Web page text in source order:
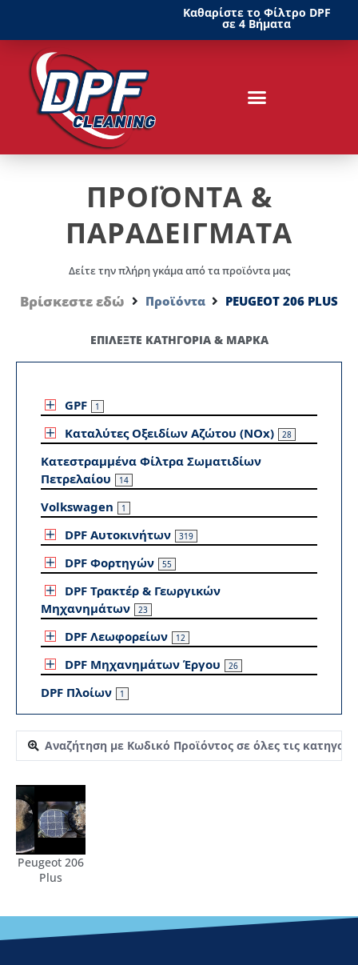
Καθαρίστε το Φίλτρο DPF
σε 4 Βήματα
ΠΡΟΪΟΝΤΑ &
ΠΑΡΑΔΕΙΓΜΑΤΑ
Δείτε την πλήρη γκάμα από τα προϊόντα μας
Βρίσκεστε εδώ Προϊόντα PEUGEOT 206 PLUS
ΕΠΙΛΕΞΤΕ ΚΑΤΗΓΟΡΙΑ & ΜΑΡΚΑ
GPF 1
Καταλύτες Οξειδίων Αζώτου (NOx) 28
Κατεστραμμένα Φίλτρα Σωματιδίων
Πετρελαίου
14
Volkswagen 1
DPF Αυτοκινήτων 319
DPF Φορτηγών 55
DPF Τρακτέρ & Γεωργικών
Μηχανημάτων
23
DPF Λεωφορείων 12
DPF Μηχανημάτων Έργου 26
DPF Πλοίων 1
Peugeot 206
Plus